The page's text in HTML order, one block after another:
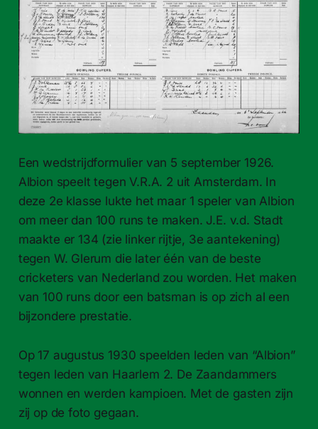
Een wedstrijdformulier van 5 september 1926.
Albion speelt tegen V.R.A. 2 uit Amsterdam. In
deze 2e klasse lukte het maar 1 speler van Albion
om meer dan 100 runs te maken. J.E. v.d. Stadt
maakte er 134 (zie linker rijtje, 3e aantekening)
tegen W. Glerum die later één van de beste
cricketers van Nederland zou worden. Het maken
van 100 runs door een batsman is op zich al een
bijzondere prestatie.
Op 17 augustus 1930 speelden leden van “Albion”
tegen leden van Haarlem 2. De Zaandammers
wonnen en werden kampioen. Met de gasten zijn
zij op de foto gegaan.